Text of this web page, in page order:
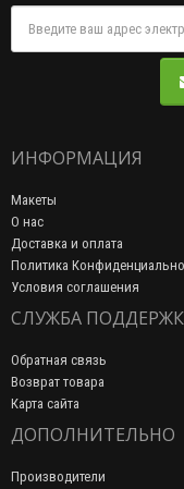
ИНФОРМАЦИЯ
Макеты
О нас
Доставка и оплата
Политика
Условия соглашения
СЛУЖБА
Обратная связь
Возврат товара
Карта сайта
ДОПОЛНИТЕЛЬНО
Производители